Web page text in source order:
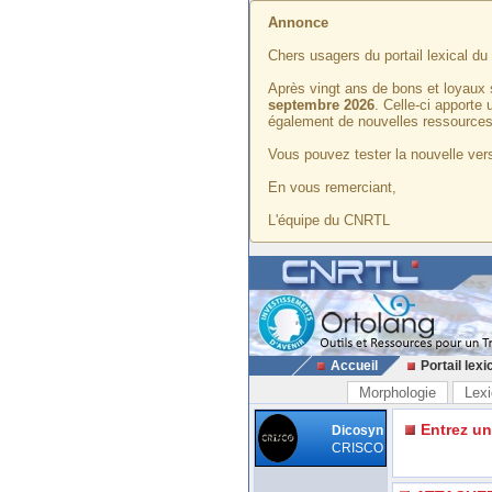
Annonce
Chers usagers du portail lexical du
Après vingt ans de bons et loyaux
septembre 2026. Celle-ci apporte
également de nouvelles
Vous pouvez tester la nouvelle
En vous remerciant,
L'équipe du CNRTL
Accueil Portail
Morphologie
Dicosyn
CRISCO
Entrez